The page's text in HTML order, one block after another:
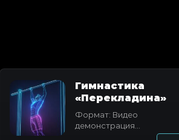
Гимнастика
«Перекладина»
Формат: Видео
демонстрация